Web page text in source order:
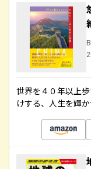
世界を４０年以上
けする、人生を輝